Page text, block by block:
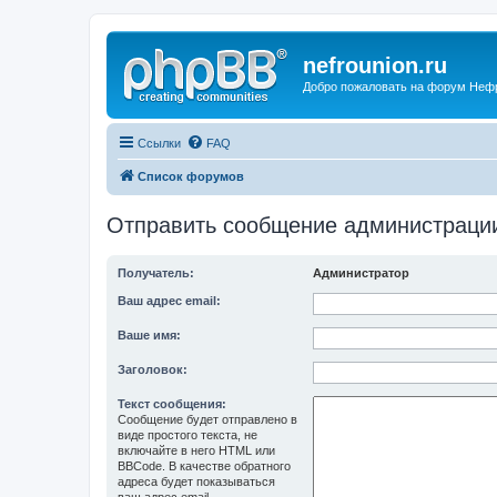
nefrounion.ru
Добро пожаловать на форум
Ссылки FAQ
Список форумов
Отправить сообщение
Получатель: Администратор
Ваш адрес email:
Ваше имя:
Заголовок:
Текст сообщения:
Сообщение будет отправлено в
виде простого текста, не
включайте в него HTML или
BBCode. В качестве обратного
адреса будет показываться